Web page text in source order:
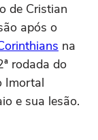
de Cristian
após o
na
rodada do
Imortal
e sua lesão.